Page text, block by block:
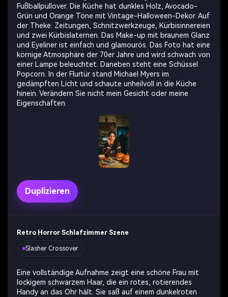
Fußballpullover. Die Küche hat dunkles Holz, Avocado-
Grün und Orange Töne mit Vintage-Halloween-Dekor. Auf
der Theke: Zeitungen, Schnitzwerkzeuge, Kürbisinnereien
und zwei Kürbislaternen. Das Make-up mit braunem Glanz
und Eyeliner ist einfach und glamourös. Das Foto hat eine
körnige Atmosphäre der 70er Jahre und wird schwach von
einer Lampe beleuchtet. Daneben steht eine Schüssel
Popcorn. In der Flurtür stand Michael Myers im
gedämpften Licht und schaute unheilvoll in die Küche
hinein. Verändern Sie nicht mein Gesicht oder meine
Eigenschaften.
Duplizieren
Retro Horror Schlafzimmer Szene
Slasher Crossover
Eine vollständige Aufnahme zeigt eine schöne Frau mit
lockigem schwarzem Haar, die ein rotes, rotierendes
Handy an das Ohr hält. Sie saß auf einem dunkelroten